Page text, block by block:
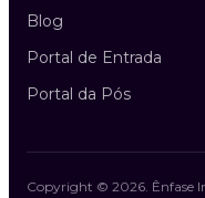
Blog
Portal de Entrada
Portal da Pós
Copyright © 2026 Ênfase